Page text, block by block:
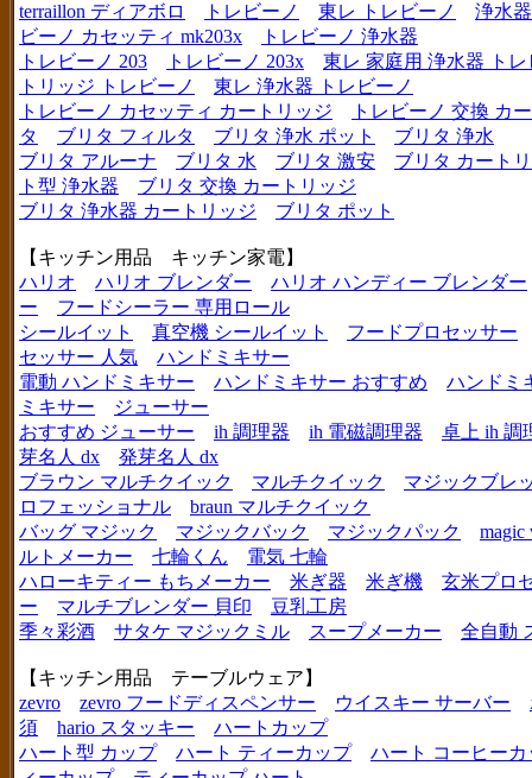
terraillon ディアボロ
トレビーノ 東レ トレビーノ
浄水
ビーノ カセッティ mk203x
トレビーノ 浄水器
トレビーノ 203
トレビーノ 203x
東レ 家庭用 浄水器 トレ
トリッジ トレビーノ
東レ 浄水器 トレビーノ
トレビーノ カセッティ カートリッジ
トレビーノ 交換 カ
タ
ブリタ フィルタ ブリタ 浄水 ポット
ブリタ 浄水
ブリタ アルーナ
ブリタ 水 ブリタ 激安
ブリタ カート
ト型 浄水器
ブリタ 交換 カートリッジ
ブリタ 浄水器 カートリッジ
ブリタ ポット
【キッチン用品 キッチン家電】
ハリオ
ハリオ ブレンダー
ハリオ ハンディー ブレンダー
ー
フードシーラー 専用ロール
シールイット
真空機 シールイット
フードプロセッサー
セッサー 人気
ハンドミキサー
電動 ハンドミキサー
ハンドミキサー おすすめ
ハンドミ
ミキサー
ジューサー
おすすめ ジューサー
ih 調理器 ih 電磁調理器
卓上 ih 調
芽名人 dx
発芽名人 dx
ブラウン マルチクイック
マルチクイック
マジックブレ
ロフェッショナル
braun マルチクイック
バッグ マジック
マジックバック マジックパック
magic
ルトメーカー
七輪くん
電気 七輪
ハローキティー もちメーカー
米ぎ器 米ぎ機
玄米プロ
ー
マルチブレンダー 貝印
豆乳工房
季々彩酒
サタケ マジックミル スープメーカー 全自動
【キッチン用品 テーブルウェア】
zevro
zevro フードディスペンサー ウイスキー サーバー
須
hario スタッキー
ハートカップ
ハート型 カップ
ハート ティーカップ
ハート コーヒーカ